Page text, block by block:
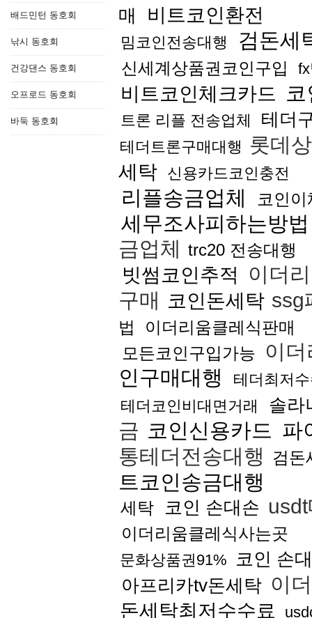
배드민턴 동호회
낚시 동호회
건강댄스 동호회
오프로드 동호회
바둑 동호회
매
비트코인환전
밈코인전송대행 검돈세
신세계상품권코인구입
비트코인체크카드
트론 리플 전송업체 테더
테더트론구매대행 롯데
세탁 신용카드코인충전
리플송금업체 코인
세무조사피하는방법
금업체 trc20 전송대행
빗썸코인추적
이더
구매 코인돈세탁 ssg
법
이더리움클레식판매
모든코인구입가능
이
인구매대행
테더최저
테더코인비대면거래
솔
금 코인신용카드 파
통테더전송대행
검돈
트코인송금대행
세탁 코인 손대손
이더리움클레식사는곳
문화상품권91% 코인 손
아프리카tv돈세탁 이
돈세탁최저수수료